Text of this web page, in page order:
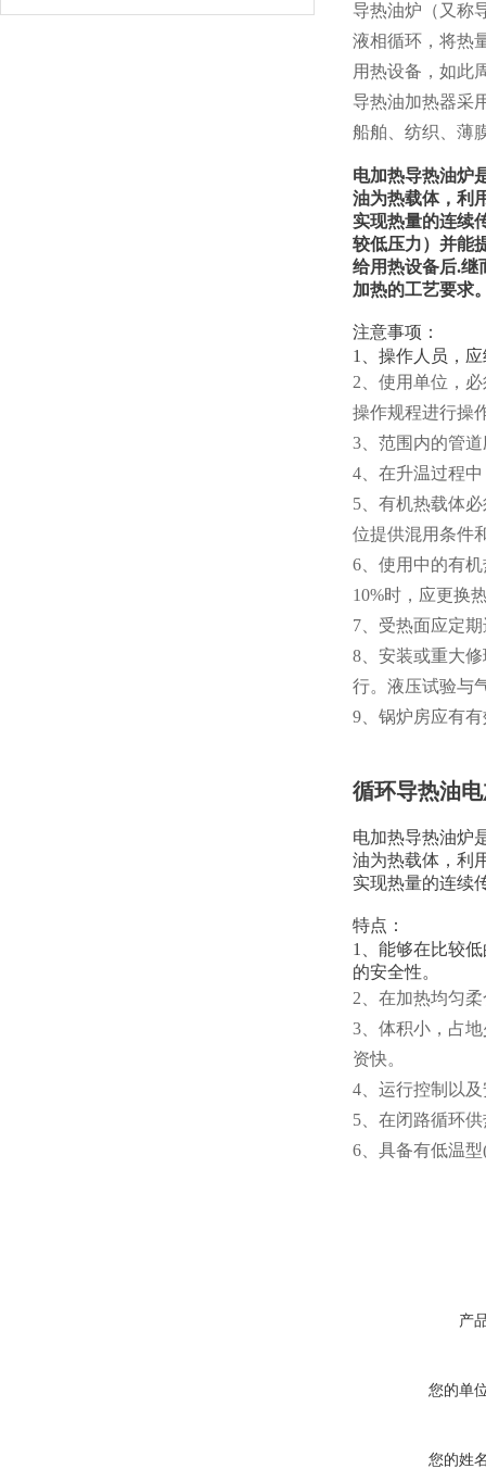
导热油炉（又称
液相循环，将热
用热设备，如此
导热油加热器采
船舶、纺织、薄
电加热导热油炉
油为热载体，利
实现热量的连续
较低压力）并能
给用热设备后.继
加热的工艺要求
注意事项：
1、操作人员，
2、使用单位，
操作规程进行操
3、范围内的管
4、在升温过程
5、有机热载体
位提供混用条件
6、使用中的有
10%时，应更换
7、受热面应定
8、安装或重大
行。液压试验与
9、锅炉房应有
循环导热油
电加热导热油炉
油为热载体，利
实现热量的连续
特点：
1、能够在比较
的安全性。
2、在加热均匀
3、体积小，占
资快。
4、运行控制以
5、在闭路循环
6、具备有低温
产
您的单
您的姓